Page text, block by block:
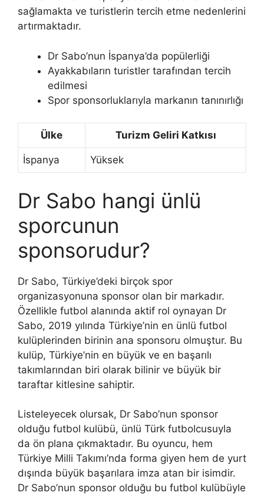
sağlamakta ve turistlerin tercih etme nedenlerini
artırmaktadır.
Dr Sabo’nun İspanya’da popülerliği
Ayakkabıların turistler tarafından tercih
edilmesi
Spor sponsorluklarıyla markanın tanınırlığı
Ülke Turizm Geliri Katkısı
İspanya Yüksek
Dr Sabo hangi ünlü
sporcunun
sponsorudur?
Dr Sabo, Türkiye’deki birçok spor
organizasyonuna sponsor olan bir markadır.
Özellikle futbol alanında aktif rol oynayan Dr
Sabo, 2019 yılında Türkiye’nin en ünlü futbol
kulüplerinden birinin ana sponsoru olmuştur. Bu
kulüp, Türkiye’nin en büyük ve en başarılı
takımlarından biri olarak bilinir ve büyük bir
taraftar kitlesine sahiptir.
Listeleyecek olursak, Dr Sabo’nun sponsor
olduğu futbol kulübü, ünlü Türk futbolcusuyla
da ön plana çıkmaktadır. Bu oyuncu, hem
Türkiye Milli Takımı’nda forma giyen hem de yurt
dışında büyük başarılara imza atan bir isimdir.
Dr Sabo’nun sponsor olduğu bu futbol kulübüyle